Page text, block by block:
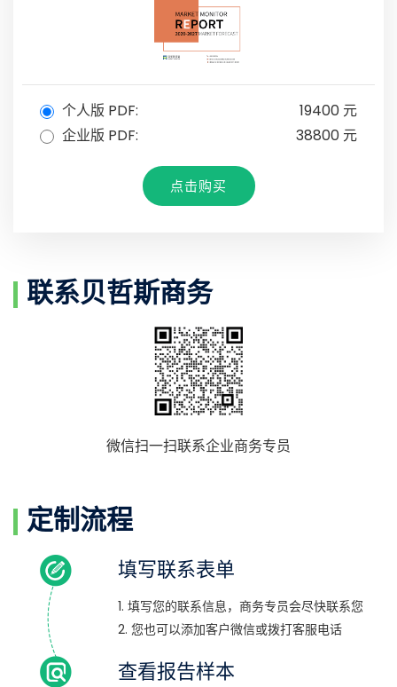
个人版 PDF:
19400 元
企业版 PDF:
38800 元
点击购买
联系贝哲斯商务
微信扫一扫联系企业商务专员
定制流程
填写联系表单
1. 填写您的联系信息，商务专员会尽快联系您
2. 您也可以添加客户微信或拨打客服电话
查看报告样本